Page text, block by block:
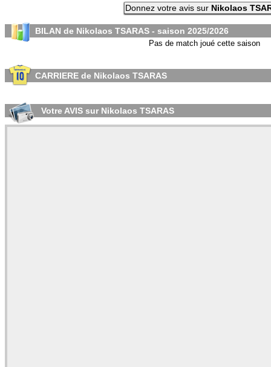
Donnez votre avis sur Nikolaos
BILAN de Nikolaos TSARAS - saison 2025/2026
Pas de match joué cette saison
CARRIERE de Nikolaos TSARAS
Votre AVIS sur Nikolaos TSARAS